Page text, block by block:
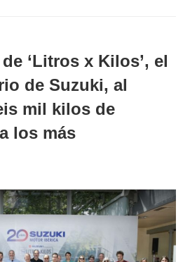
‘Litros x Kilos’, el
de Suzuki, al
mil kilos de
los más